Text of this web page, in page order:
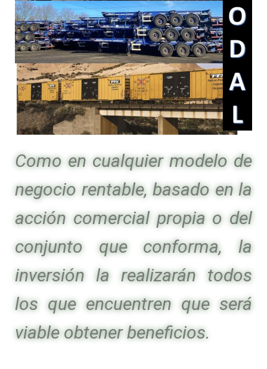
Como en cualquier modelo de
negocio rentable, basado en la
acción comercial propia o del
conjunto que conforma, la
inversión la realizarán todos
los que encuentren que será
viable obtener beneficios.